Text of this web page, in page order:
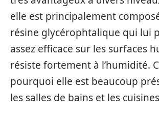
elle est principalement
résine glycérophtalique qui lui
assez efficace sur les surfaces
résiste fortement à l’humidité.
pourquoi elle est beaucoup
les salles de bains et les